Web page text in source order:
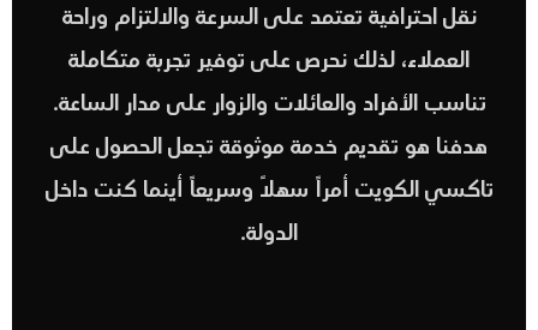
نقل احترافية تعتمد على السرعة والالتزام وراحة
العملاء، لذلك نحرص على توفير تجربة متكاملة
تناسب الأفراد والعائلات والزوار على مدار الساعة.
هدفنا هو تقديم خدمة موثوقة تجعل الحصول على
تاكسي الكويت أمراً سهلاً وسريعاً أينما كنت داخل
الدولة.